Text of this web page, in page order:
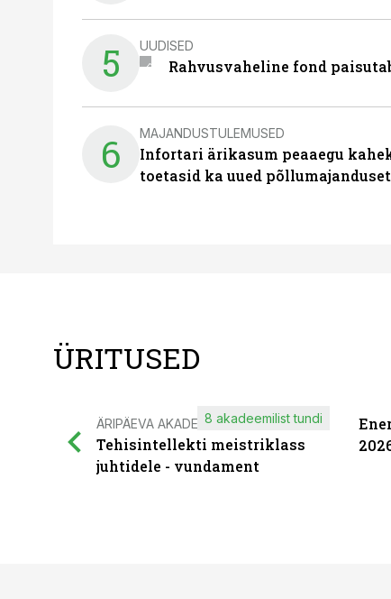
5 UUDISED
Rahvusvaheline fond
6 MAJANDUSTULEMUSED
Infortari ärikasum peaaegu
toetasid ka uued
ÜRITUSED
ÄRIPÄEVA AKADEEMIA
Tehisintellekti meistriklass
juhtidele - vundament
8 akadeemilist tundi